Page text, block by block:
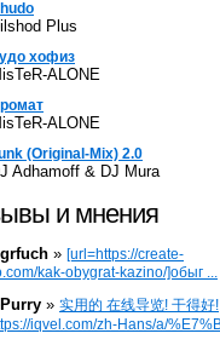
Plus
хофиз
ALONE
ALONE
(Original-Mix) 2.0
Adhamoff & DJ Mura
и мнения
» [url=https://create-
kak-obygrat-kazino/]обыг ...
» 实用的 在线导览! 干得好!
iqvel.com/zh-Hans/a/